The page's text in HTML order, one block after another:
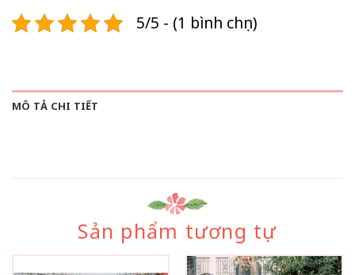
5/5 - (1 bình chọn)
MÔ TẢ CHI TIẾT
Sản phẩm tương tự